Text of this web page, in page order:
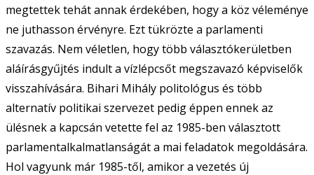
megtettek tehát annak érdekében, hogy a köz véleménye
ne juthasson érvényre. Ezt tükrözte a parlamenti
szavazás. Nem véletlen, hogy több választókerületben
aláírásgyűjtés indult a vízlépcsőt megszavazó képviselők
visszahívására. Bihari Mihály politológus és több
alternatív politikai szervezet pedig éppen ennek az
ülésnek a kapcsán vetette fel az 1985-ben választott
parlamentalkalmatlanságát a mai feladatok megoldására.
Hol vagyunk már 1985-től, amikor a vezetés új